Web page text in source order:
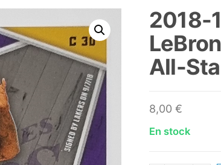
2018-
All-
8,00 €
En stock